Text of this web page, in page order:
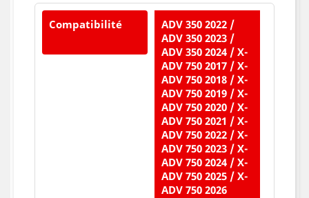
Compatibilité
ADV 350 2022 /
ADV 350 2023 /
ADV 350 2024 / X-
ADV 750 2017 / X-
ADV 750 2018 / X-
ADV 750 2019 / X-
ADV 750 2020 / X-
ADV 750 2021 / X-
ADV 750 2022 / X-
ADV 750 2023 / X-
ADV 750 2024 / X-
ADV 750 2025 / X-
ADV 750 2026